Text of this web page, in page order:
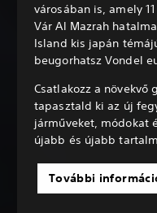
városában is, amely
Vár Al Mazrah
Island kis japán
beugorhatsz Vondel
Csatlakozz a növekvő
tapasztald ki az új
járműveket, módokat
újabb és újabb
További